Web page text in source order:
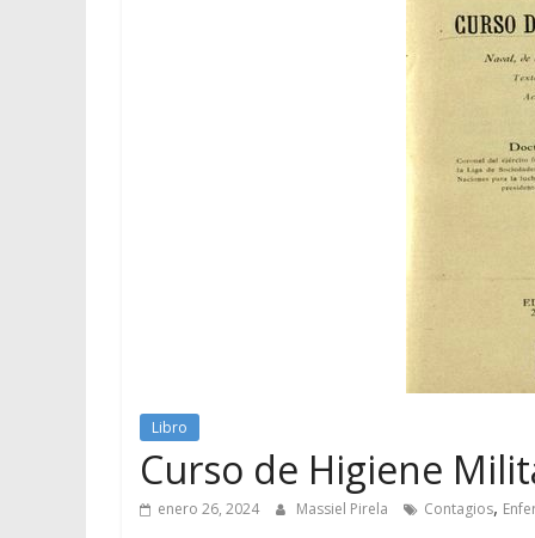
Libro
Curso de Higiene
enero 26, 2024 Massiel Pirela Contagios,